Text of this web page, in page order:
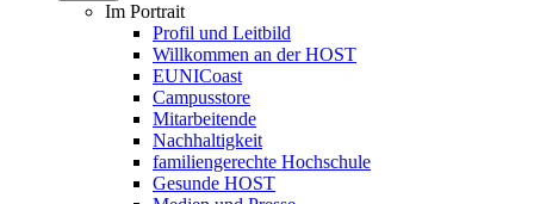
Im Portrait
Profil und Leitbild
Willkommen an der HOST
EUNICoast
Campusstore
Mitarbeitende
Nachhaltigkeit
familiengerechte Hochschule
Gesunde HOST